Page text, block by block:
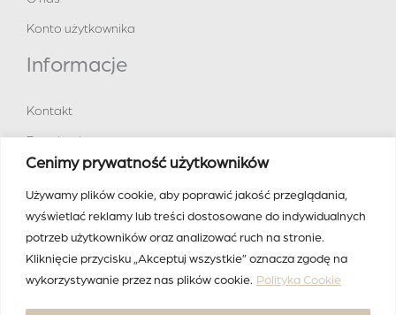
Cenimy prywatność użytkowników
Używamy plików cookie, aby poprawić jakość przeglądania,
wyświetlać reklamy lub treści dostosowane do indywidualnych
potrzeb użytkowników oraz analizować ruch na stronie.
Kliknięcie przycisku „Akceptuj wszystkie” oznacza zgodę na
wykorzystywanie przez nas plików cookie. Polityka Cookie
Konto użytkownika
Informacje
Kontakt
Regulamin
Polityka prywatności
Social media
Facebook
Instagram